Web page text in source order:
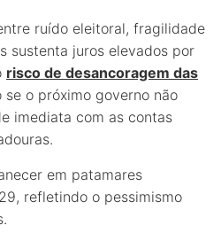
ruído eleitoral, fragilidade
sustenta juros elevados por
risco de desancoragem das
se o próximo governo não
imediata com as contas
em patamares
refletindo o pessimismo